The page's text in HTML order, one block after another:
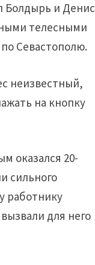
Болдырь и Денис
телесными
Севастополю.
неизвестный,
на кнопку
оказался 20-
сильного
работнику
для него